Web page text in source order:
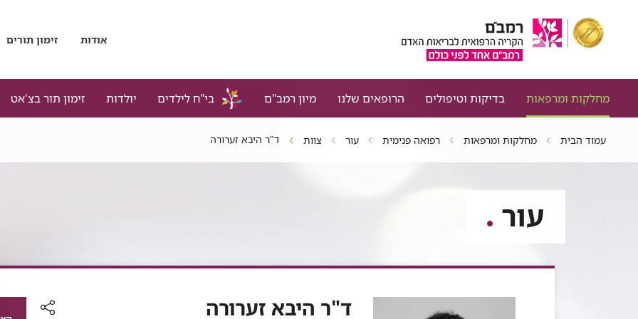
אודות זימון תורים
מחלקות ומרפאות בדיקות וטיפולים הרופאים שלנו מיון רמב"ם בי"ח לילדים יולדות זימון תור בצ'אט
עמוד הבית מחלקות ומרפאות רפואה פנימית עור צוות ד"ר היבא זערורה
עור
ד"ר היבא זערורה